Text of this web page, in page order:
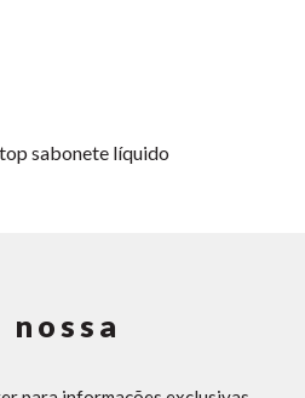
sabonete líquido
nossa